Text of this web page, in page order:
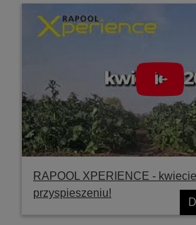
RAPOOL XPERIENCE -
przyspieszeniu!